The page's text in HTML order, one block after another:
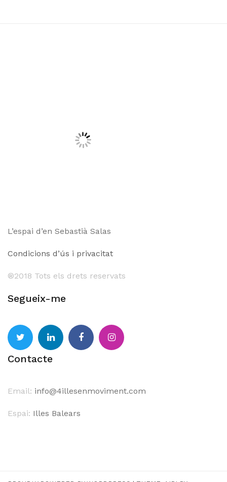
L’espai d’en Sebastià Salas
Condicions d’ús i privacitat
®2018 Tots els drets reservats
Segueix-me
Twitter Linkedin
Contacte
Email: info@4illesenmoviment.com
Espai: Illes Balears